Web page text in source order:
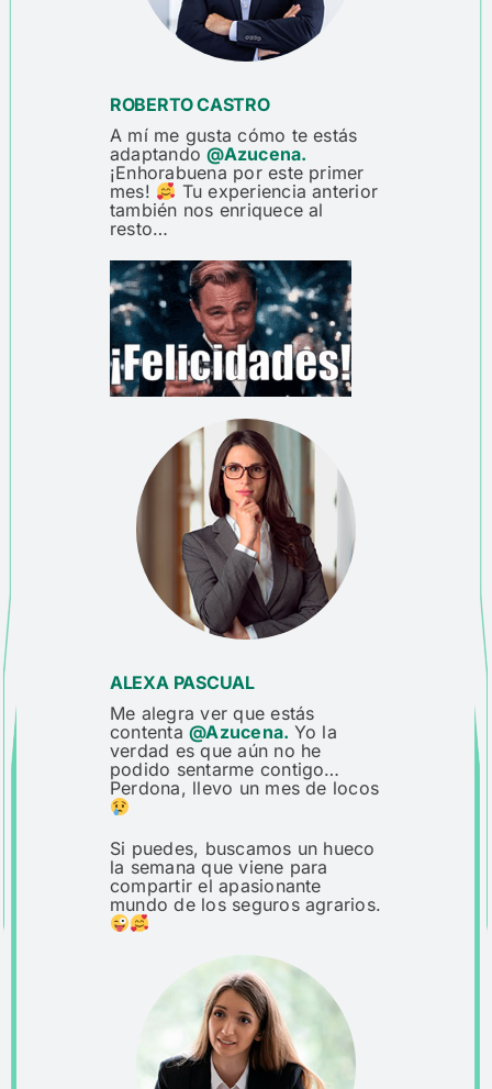
ROBERTO CASTRO
A mí me gusta cómo te estás
adaptando@Azucena.
¡Enhorabuena por este primer
mes!
Tu experiencia anterior
también nos enriquece al
resto…
ALEXA PASCUAL
Me alegra ver que estás
contenta@Azucena. Yo la
verdad es que aún no he
podido sentarme contigo…
Perdona, llevo un mes de locos
Si puedes, buscamos un hueco
la semana que viene para
compartir el apasionante
mundo de los seguros agrarios.